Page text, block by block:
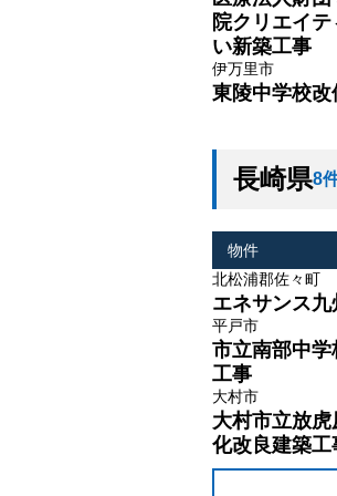
院クリエイ
い新築工事
伊万里市
東陵中学校改
長崎県8
物件
北松浦郡佐々町
エネサンス
平戸市
市立南部中
工事
大村市
大村市立放
化改良建築工